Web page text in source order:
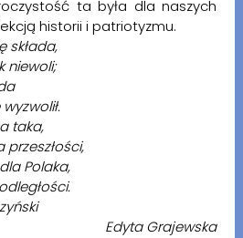
ta była dla naszych
historii i patriotyzmu.
składa,
niewoli;
taka,
przeszłości,
Polaka,
Edyta Grajewska